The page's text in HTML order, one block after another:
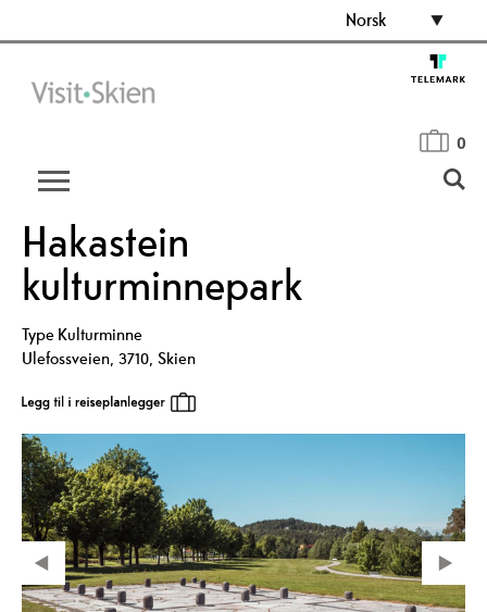
Norsk
0
Hakastein
kulturminnepark
TypeKulturminne
Ulefossveien, 3710, Skien